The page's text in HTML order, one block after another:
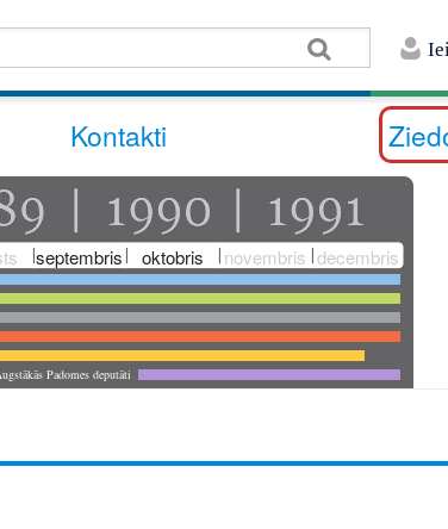
Kontakti
septembris oktobris novembris decembris
Padomes deputāti